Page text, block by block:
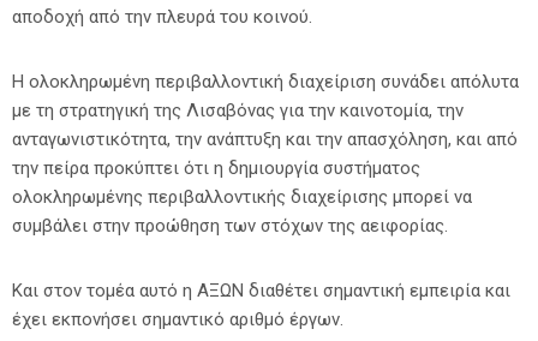
αποδοχή από την πλευρά του κοινού.
Η ολοκληρωμένη περιβαλλοντική διαχείριση συνάδει απόλυτα
με τη στρατηγική της Λισαβόνας για την καινοτομία, την
ανταγωνιστικότητα, την ανάπτυξη και την απασχόληση, και από
την πείρα προκύπτει ότι η δημιουργία συστήματος
ολοκληρωμένης περιβαλλοντικής διαχείρισης μπορεί να
συμβάλει στην προώθηση των στόχων της αειφορίας.
Και στον τομέα αυτό η ΑΞΩΝ διαθέτει σημαντική εμπειρία και
έχει εκπονήσει σημαντικό αριθμό έργων.